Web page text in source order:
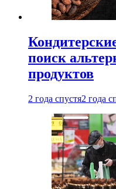
поиск
продуктов
2 года спустя2 года